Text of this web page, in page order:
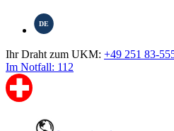
DE
Ihr Draht zum UKM: +49 251 83-
Im Notfall: 112